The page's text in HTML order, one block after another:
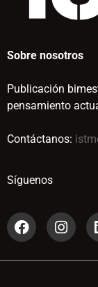
Sobre nosotros
Publicación
pensamiento
Contáctanos:
Síguenos